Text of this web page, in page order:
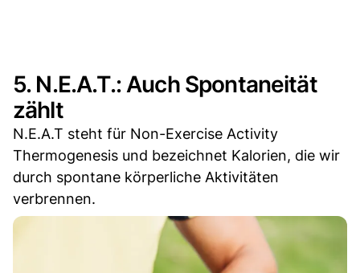
5. N.E.A.T.: Auch Spontaneität
zählt
N.E.A.T steht für Non-Exercise Activity
Thermogenesis und bezeichnet Kalorien, die wir
durch spontane körperliche Aktivitäten
verbrennen.